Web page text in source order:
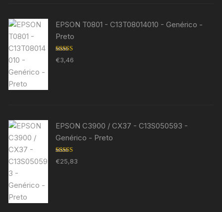
EPSON T0801 - C13T08014010 - Genérico -
Preto
Avaliação
5.00 de 5
€3,46
EPSON C3900 / CX37 - C13S050593 -
Genérico - Preto
Avaliação
5.00de 5
€25,83